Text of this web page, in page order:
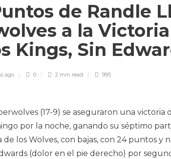
de Randle
a la Victoria
Kings, Sin
ago 0 2 min read 995
(17-9) se aseguraron una victoria
por la noche, ganando su séptimo
de los Wolves, con bajas, con 24 puntos y
(dolor en el pie derecho) por